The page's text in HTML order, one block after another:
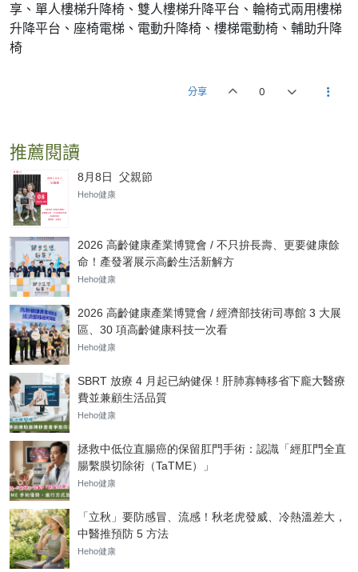
享、單人樓梯升降椅、雙人樓梯升降平台、輪椅式兩用樓梯
升降平台、座椅電梯、電動升降椅、樓梯電動椅、輔助升降
椅
分享 0
推薦閱讀